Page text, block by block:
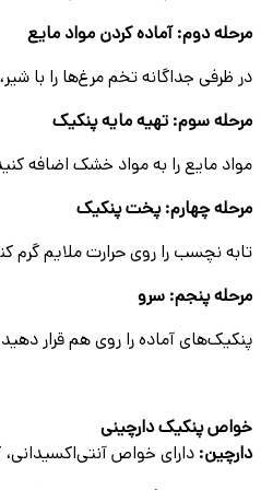
مرحله دوم: آماده کردن مواد مایع
در ظرفی جداگانه تخم مرغ‌ها را با
مرحله سوم: تهیه مایه پنکیک
مواد مایع را به مواد خشک
مرحله چهارم: پخت پنکیک
تابه نچسب را روی حرارت ملایم گرم
مرحله پنجم: سرو
پنکیک‌های آماده را روی هم قرار
خواص پنکیک دارچینی
دارچین: دارای خواص آنتی‌اکسیدانی،